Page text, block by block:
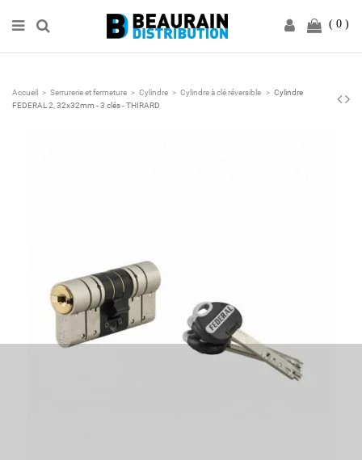
0
Accueil Serrurerie et fermeture Cylindre Cylindre à clé réversible
Cylindre
FEDERAL 2, 32x32mm - 3 clés - THIRARD